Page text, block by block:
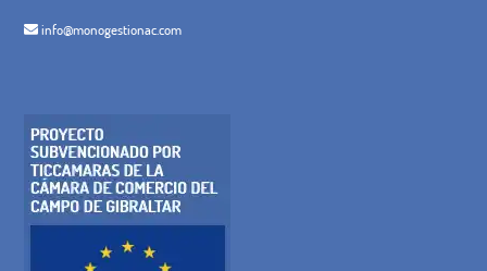
info@monogestionac.com